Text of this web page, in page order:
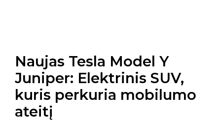
Naujas Tesla Model Y
Juniper: Elektrinis SUV,
kuris perkuria mobilumo
ateitį